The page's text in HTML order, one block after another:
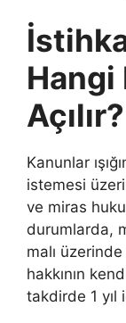
Hangi
Açılır?
Kanunlar
istemesi
ve miras
durumlarda,
malı
hakkının
takdirde 1 yıl